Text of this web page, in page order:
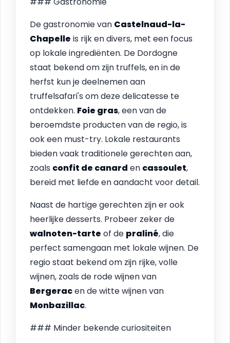
De gastronomie van Castelnaud-la-
Chapelle is rijk en divers, met een focus
op lokale ingrediënten. De Dordogne
staat bekend om zijn truffels, en in de
herfst kun je deelnemen aan
truffelsafari's om deze delicatesse te
ontdekken. Foie gras, een van de
beroemdste producten van de regio, is
ook een must-try. Lokale restaurants
bieden vaak traditionele gerechten aan,
zoals confit de canard en cassoulet,
bereid met liefde en aandacht voor detail.
Naast de hartige gerechten zijn er ook
heerlijke desserts. Probeer zeker de
walnoten-tarte of de praliné, die
perfect samengaan met lokale wijnen. De
regio staat bekend om zijn rijke, volle
wijnen, zoals de rode wijnen van
Bergeracen de witte wijnen van
Monbazillac.
### Minder bekende curiositeiten